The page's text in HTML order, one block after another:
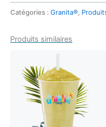
Catégories : Granita®,
Produits similaires